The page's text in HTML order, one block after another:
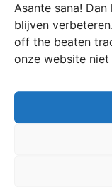
Asante sana!
blijven
off the beaten
onze website
Bezoek Fort
UNESCO-
architectuur, de
Is